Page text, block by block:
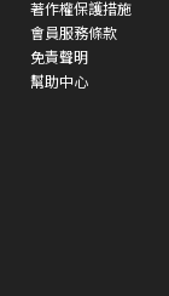
著作權保護措施
會員服務條款
免責聲明
幫助中心